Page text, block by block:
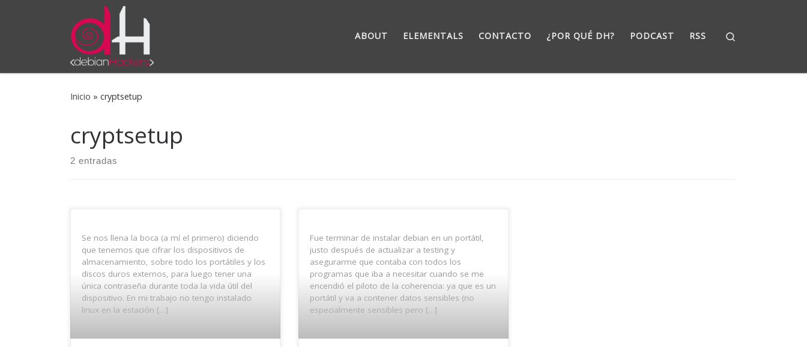
Saltar al contenido
ABOUT ELEMENTALS CONTACTO ¿POR QUÉ DH? PODCAST RSS
Inicio » cryptsetup
cryptsetup
2 entradas
Se nos llena la boca (a mí el primero) diciendo
que tenemos que cifrar los dispositivos de
almacenamiento, sobre todo los portátiles y los
discos duros externos, para luego tener una
única contraseña durante toda la vida útil del
dispositivo. En mi trabajo no tengo instalado
linux en la estación […]
Fue terminar de instalar debian en un portátil,
justo después de actualizar a testing y
asegurarme que contaba con todos los
programas que iba a necesitar cuando se me
encendió el piloto de la coherencia: ya que es un
portátil y va a contener datos sensibles (no
especialmente sensibles pero […]